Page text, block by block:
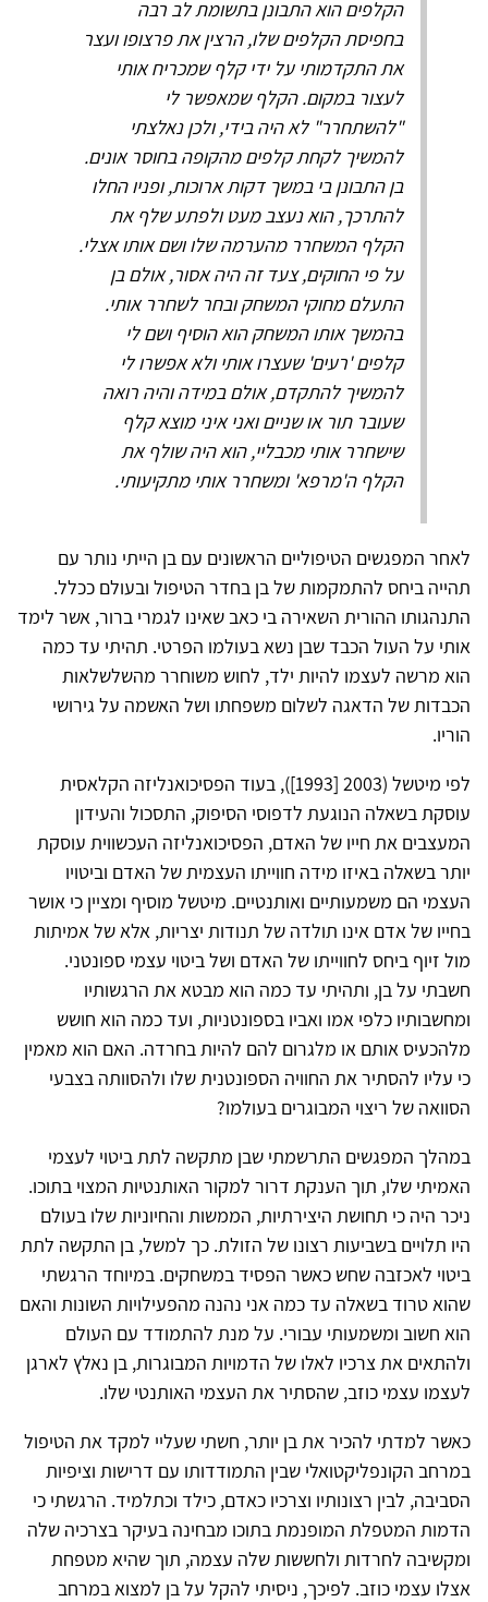
הקלפים הוא התבונן בתשומת לב רבה
בחפיסת הקלפים שלו, הרצין את פרצופו ועצר
את התקדמותי על ידי קלף שמכריח אותי
לעצור במקום. הקלף שמאפשר לי
"להשתחרר" לא היה בידי, ולכן נאלצתי
להמשיך לקחת קלפים מהקופה בחוסר אונים.
בן התבונן בי במשך דקות ארוכות, ופניו החלו
להתרכך, הוא נעצב מעט ולפתע שלף את
הקלף המשחרר מהערמה שלו ושם אותו אצלי.
על פי החוקים, צעד זה היה אסור, אולם בן
התעלם מחוקי המשחק ובחר לשחרר אותי.
בהמשך אותו המשחק הוא הוסיף ושם לי
קלפים 'רעים' שעצרו אותי ולא אפשרו לי
להמשיך להתקדם, אולם במידה והיה רואה
שעובר תור או שניים ואני איני מוצא קלף
שישחרר אותי מכבליי, הוא היה שולף את
הקלף ה'מרפא' ומשחרר אותי מתקיעותי.
לאחר המפגשים הטיפוליים הראשונים עם בן הייתי נותר עם
תהייה ביחס להתמקמות של בן בחדר הטיפול ובעולם ככלל.
התנהגותו ההורית השאירה בי כאב שאינו לגמרי ברור, אשר לימד
אותי על העול הכבד שבן נשא בעולמו הפרטי. תהיתי עד כמה
הוא מרשה לעצמו להיות ילד, לחוש משוחרר מהשלשלאות
הכבדות של הדאגה לשלום משפחתו ושל האשמה על גירושי
הוריו.
לפי מיטשל (2003 [1993]), בעוד הפסיכואנליזה הקלאסית
עוסקת בשאלה הנוגעת לדפוסי הסיפוק, התסכול והעידון
המעצבים את חייו של האדם, הפסיכואנליזה העכשווית עוסקת
יותר בשאלה באיזו מידה חווייתו העצמית של האדם וביטויו
העצמי הם משמעותיים ואותנטיים. מיטשל מוסיף ומציין כי אושר
בחייו של אדם אינו תולדה של תנודות יצריות, אלא של אמיתות
מול זיוף ביחס לחווייתו של האדם ושל ביטוי עצמי ספונטני.
חשבתי על בן, ותהיתי עד כמה הוא מבטא את הרגשותיו
ומחשבותיו כלפי אמו ואביו בספונטניות, ועד כמה הוא חושש
מלהכעיס אותם או מלגרום להם להיות בחרדה. האם הוא מאמין
כי עליו להסתיר את החוויה הספונטנית שלו ולהסוותה בצבעי
הסוואה של ריצוי המבוגרים בעולמו?
במהלך המפגשים התרשמתי שבן מתקשה לתת ביטוי לעצמי
האמיתי שלו, תוך הענקת דרור למקור האותנטיות המצוי בתוכו.
ניכר היה כי תחושת היצירתיות, הממשות והחיוניות שלו בעולם
היו תלויים בשביעות רצונו של הזולת. כך למשל, בן התקשה לתת
ביטוי לאכזבה שחש כאשר הפסיד במשחקים. במיוחד הרגשתי
שהוא טרוד בשאלה עד כמה אני נהנה מהפעילויות השונות והאם
הוא חשוב ומשמעותי עבורי. על מנת להתמודד עם העולם
ולהתאים את צרכיו לאלו של הדמויות המבוגרות, בן נאלץ לארגן
לעצמו עצמי כוזב, שהסתיר את העצמי האותנטי שלו.
כאשר למדתי להכיר את בן יותר, חשתי שעליי למקד את הטיפול
במרחב הקונפליקטואלי שבין התמודדותו עם דרישות וציפיות
הסביבה, לבין רצונותיו וצרכיו כאדם, כילד וכתלמיד. הרגשתי כי
הדמות המטפלת המופנמת בתוכו מבחינה בעיקר בצרכיה שלה
ומקשיבה לחרדות ולחששות שלה עצמה, תוך שהיא מטפחת
אצלו עצמי כוזב. לפיכך, ניסיתי להקל על בן למצוא במרחב